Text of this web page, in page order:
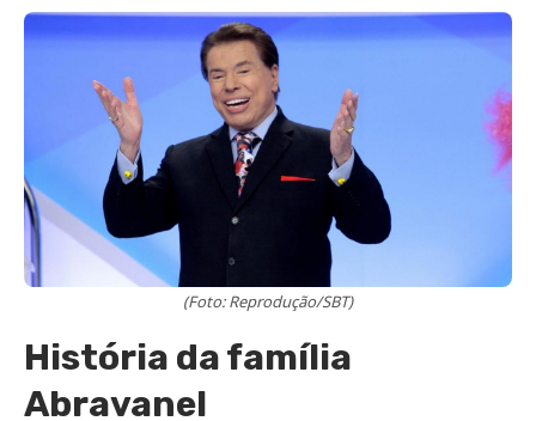
(Foto: Reprodução/SBT)
História da família
Abravanel